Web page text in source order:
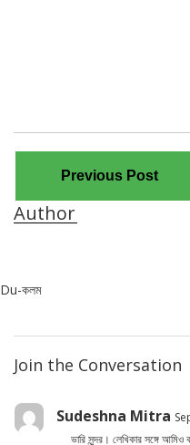
Previous Post
Author
Du-কলম
Join the Conversation
Sudeshna Mitra
ভারি সুন্দর। লেখিকার সঙ্গে